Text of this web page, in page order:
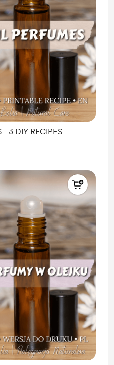
- 3 DIY RECIPES